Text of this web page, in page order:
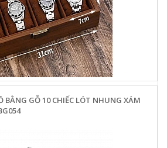
GỖ 10 CHIẾC LÓT NHUNG XÁM